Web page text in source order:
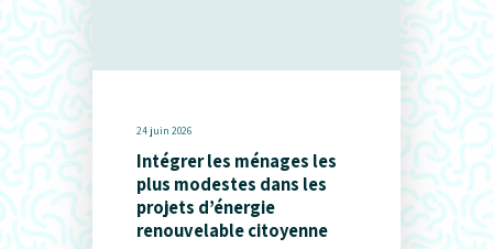
24 juin 2026
Intégrer les ménages les
plus modestes dans les
projets d’énergie
renouvelable citoyenne